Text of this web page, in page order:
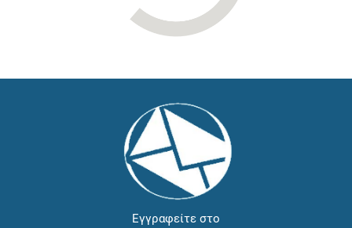
Εγγραφείτε στο